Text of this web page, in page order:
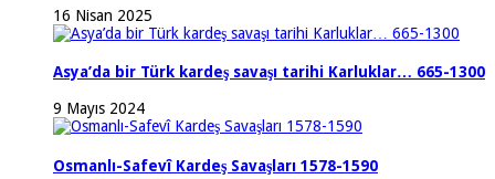
16 Nisan 2025
Asya’da bir Türk kardeş savaşı tarihi Karluklar… 665-1300
9 Mayıs 2024
Osmanlı-Safevî Kardeş Savaşları 1578-1590